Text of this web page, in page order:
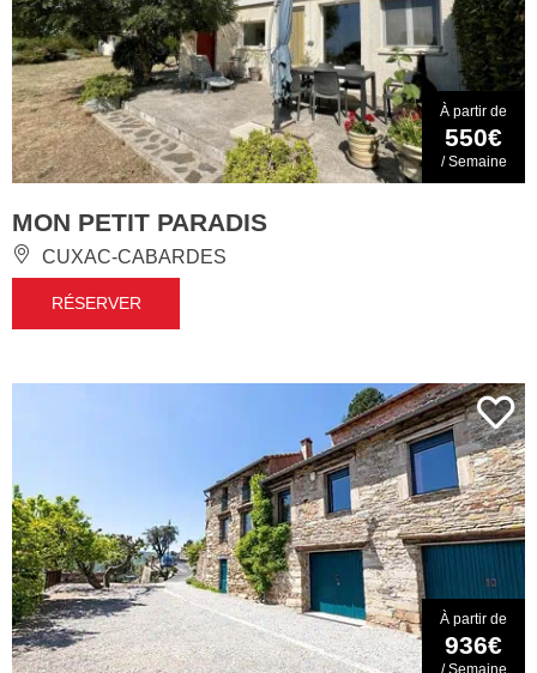
À partir de
550€
/ Semaine
MON PETIT PARADIS
CUXAC-CABARDES
RÉSERVER
À partir de
936€
/ Semaine